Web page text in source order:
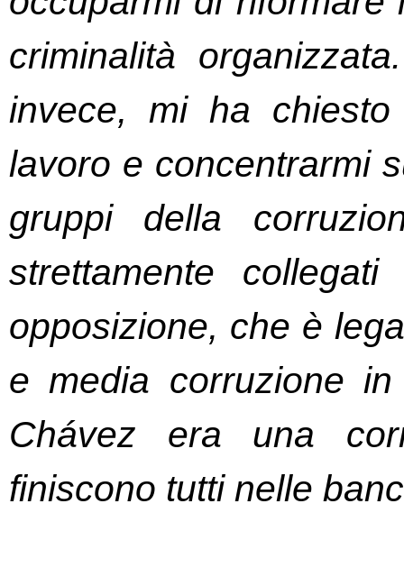
criminalità
invece, mi ha
lavoro e concentrarmi
gruppi della
strettamente
opposizione, che è
e media corruzione
Chávez era una
finiscono tutti nelle